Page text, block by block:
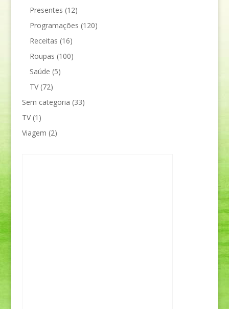
Presentes (12)
Programações (120)
Receitas (16)
Roupas (100)
Saúde (5)
TV(72)
Sem categoria (33)
TV(1)
Viagem (2)